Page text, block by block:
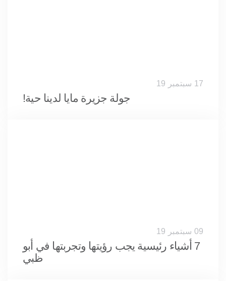
17 سبتمبر 19
جولة جزيرة مايا لدينا حية!
09 سبتمبر 19
7 أشياء رئيسية يجب رؤيتها وتجربتها في أبو
ظبي